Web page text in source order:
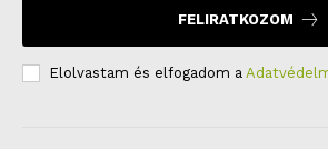
FELIRATKOZOM
Elolvastam és elfogadom a